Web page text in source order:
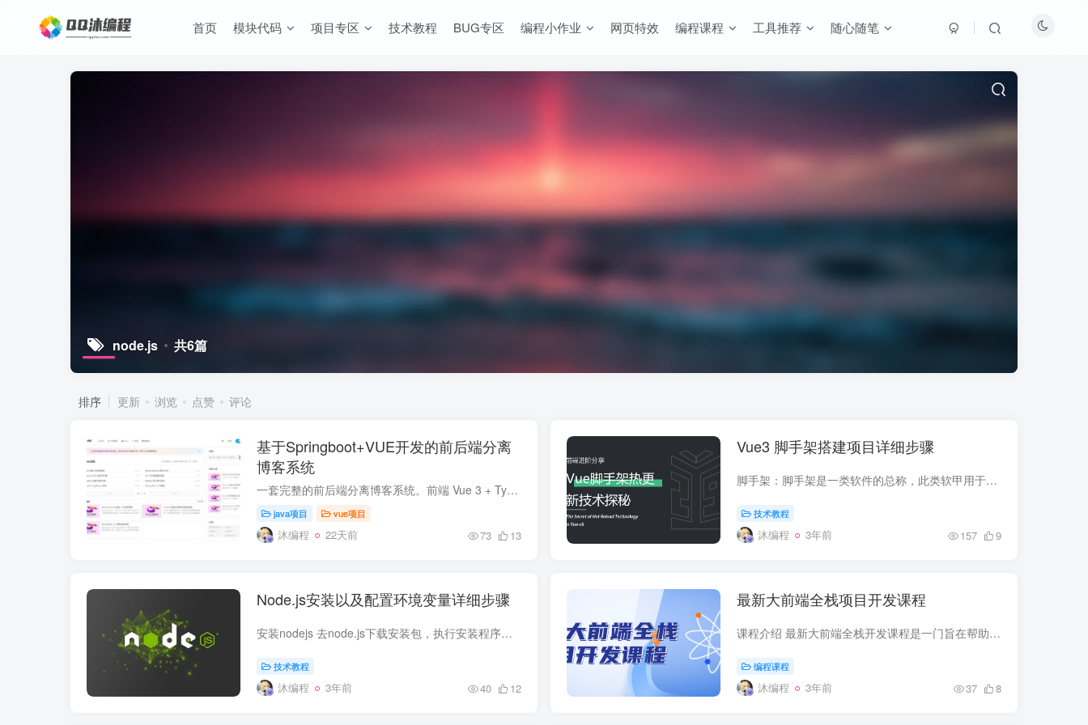
首页 模块代码 项目专区 技术教程 BUG专区 编程小作业 网页特效 编程课程 工具推荐 随心随笔
node.js 共6篇
排序 更新 浏览 点赞 评论
基于Springboot+VUE开发的前后端分离
博客系统
一套完整的前后端分离博客系统。前端 Vue 3 + TypeScript + Vite 5 + Element Plus，后端 Spring Boot 2.7 + MyBatis-Plus + MySQL + Spring Security(JWT) 项目地址 端仓库地址子目录前端 blog...
java项目 vue项目
沐编程 22天前 73 13
Vue3 脚手架搭建项目详细步骤
脚手架：脚手架是一类软件的总称，此类软甲用于生成标准化的项目包，这种项目包具备完善的模块，报错提示，代码提示... 并且，脚手架是一套已经包含核心功能和标准文件夹结构的半成品项目源代码...
技术教程
沐编程 3年前 157 9
Node.js安装以及配置环境变量详细步骤
安装nodejs 去node.js下载安装包，执行安装程序，除了安装路径其他选默认的即可 配置全局安装的模块路径和缓存路径 在nodejs根目录（nodejs安装目录）,创建node_global，node_cache文件夹 管理...
技术教程
沐编程 3年前 40 12
最新大前端全栈项目开发课程
课程介绍 最新大前端全栈开发课程是一门旨在帮助学生全面了解和掌握现代Web开发的课程。这门课程的核心内容包括工程化、思维核心、数据可视化、Vue、React、Node、小程序和项目面试。
编程课程
沐编程 3年前 37 8